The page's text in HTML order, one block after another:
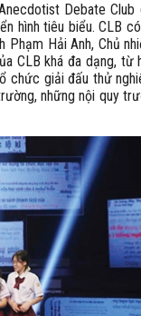
Debate Club
hình tiêu biểu. CLB
Phạm Hải Anh, Chủ
CLB khá đa dạng, từ
chức giải đấu thử
những nội quy